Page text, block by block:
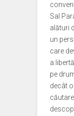
Sal
alături
un
care
a
pe
decât